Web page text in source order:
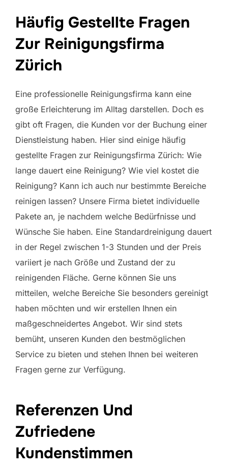
Häufig Gestellte Fragen
Zur Reinigungsfirma
Zürich
Eine professionelle Reinigungsfirma kann eine
große Erleichterung im Alltag darstellen. Doch es
gibt oft Fragen, die Kunden vor der Buchung einer
Dienstleistung haben. Hier sind einige häufig
gestellte Fragen zur Reinigungsfirma Zürich: Wie
lange dauert eine Reinigung? Wie viel kostet die
Reinigung? Kann ich auch nur bestimmte Bereiche
reinigen lassen? Unsere Firma bietet individuelle
Pakete an, je nachdem welche Bedürfnisse und
Wünsche Sie haben. Eine Standardreinigung dauert
in der Regel zwischen 1-3 Stunden und der Preis
variiert je nach Größe und Zustand der zu
reinigenden Fläche. Gerne können Sie uns
mitteilen, welche Bereiche Sie besonders gereinigt
haben möchten und wir erstellen Ihnen ein
maßgeschneidertes Angebot. Wir sind stets
bemüht, unseren Kunden den bestmöglichen
Service zu bieten und stehen Ihnen bei weiteren
Fragen gerne zur Verfügung.
Referenzen Und
Zufriedene
Kundenstimmen